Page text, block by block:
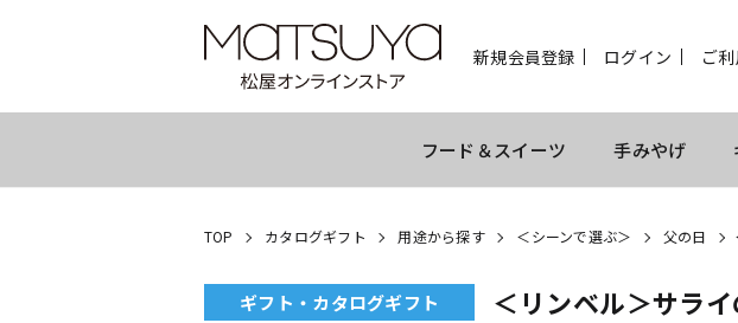
新規会員登録 ログイン ご
フード＆スイーツ 手みやげ
TOP カタログギフト 用途から探す ＜シーンで選ぶ＞ 父の日
ギフト・カタログギフト ＜リンベル＞サラ